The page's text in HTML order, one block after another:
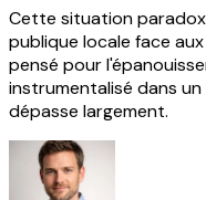
Cette situation
publique locale face
pensé pour
instrumentalisé dans
dépasse largement.